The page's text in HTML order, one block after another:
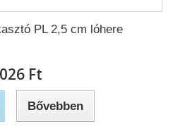
PL 2,5 cm lóhere
Ft‎
Bővebben